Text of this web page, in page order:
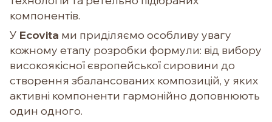
компонентів.
У Ecovita ми приділяємо особливу увагу
кожному етапу розробки формули: від вибору
високоякісної європейської сировини до
створення збалансованих композицій, у яких
активні компоненти гармонійно доповнюють
один одного.